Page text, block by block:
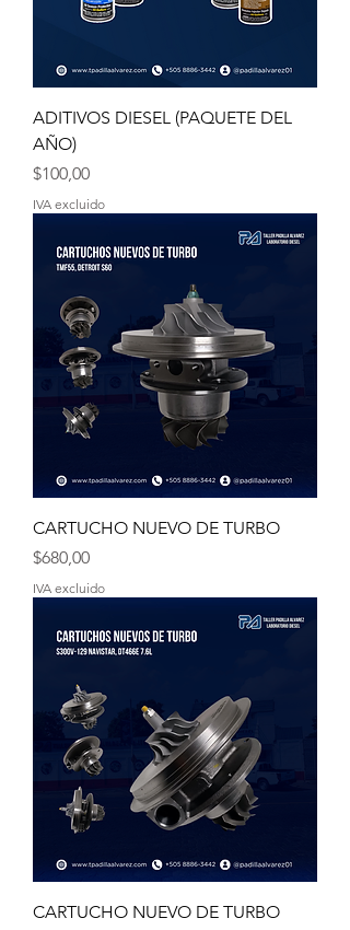
ADITIVOS DIESEL (PAQUETE DEL
AÑO)
Precio
$100,00
IVA excluido
CARTUCHO NUEVO DE TURBO
Precio
$680,00
IVA excluido
CARTUCHO NUEVO DE TURBO